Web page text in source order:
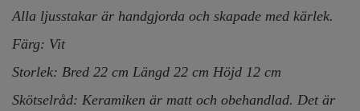
Alla ljusstakar är handgjorda och skapade med kärlek.
Färg: Vit
Storlek: Bred 22 cm Längd 22 cm Höjd 12 cm
Skötselråd: Keramiken är matt och obehandlad. Det är